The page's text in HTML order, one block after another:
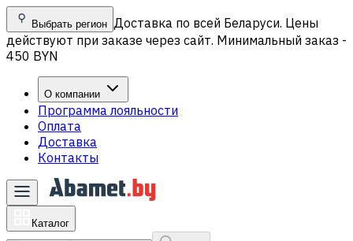
Выбрать регион Доставка по всей Беларуси. Цены
действуют при заказе через сайт. Минимальный заказ -
450 BYN
О компании
Программа лояльности
Оплата
Доставка
Контакты
Каталог